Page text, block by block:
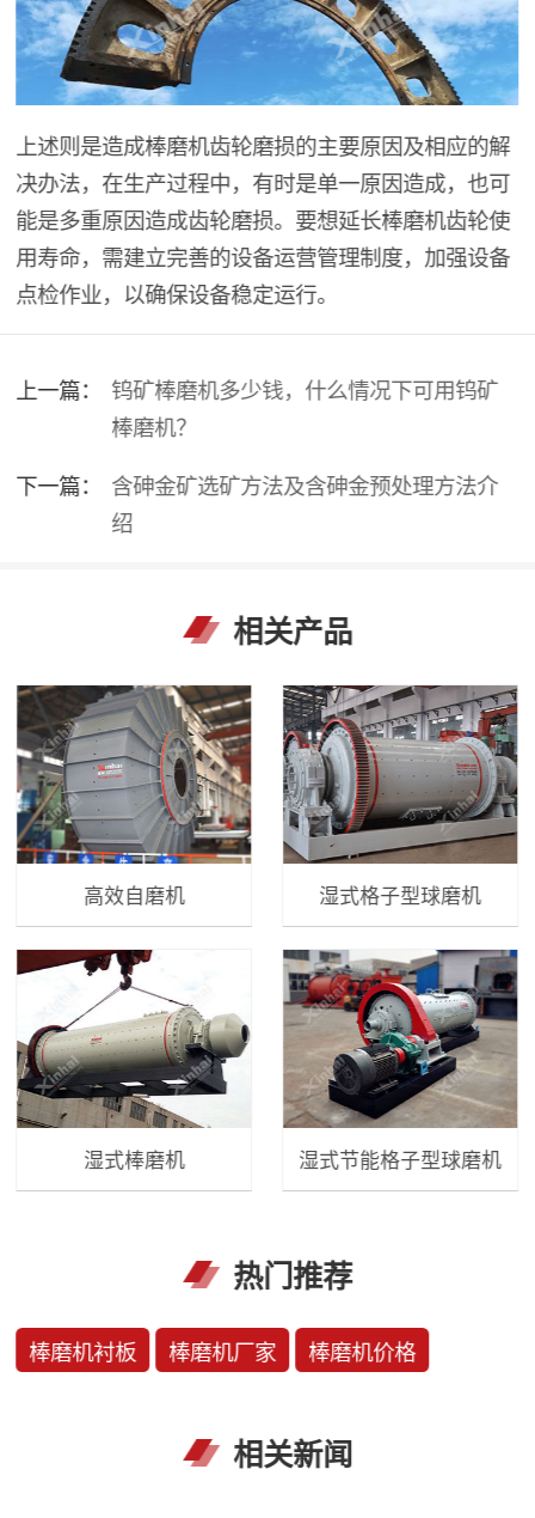
上述则是造成棒磨机齿轮磨损的主要原因及相应的解
决办法，在生产过程中，有时是单一原因造成，也可
能是多重原因造成齿轮磨损。要想延长棒磨机齿轮使
用寿命，需建立完善的设备运营管理制度，加强设备
点检作业，以确保设备稳定运行。
上一篇：
钨矿棒磨机多少钱，什么情况下可用钨矿
棒磨机？
下一篇：
含砷金矿选矿方法及含砷金预处理方法介
绍
相关产品
高效自磨机 湿式格子型球磨机
湿式棒磨机 湿式节能格子型球磨机
热门推荐
棒磨机衬板 棒磨机厂家 棒磨机价格
相关新闻